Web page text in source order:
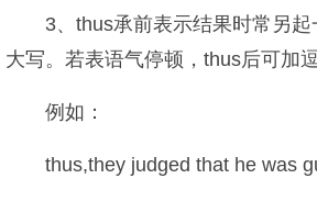
3、thus承前表示结果时常另
大写。若表语气停顿，thus后可加逗
例如：
thus,they judged that he was